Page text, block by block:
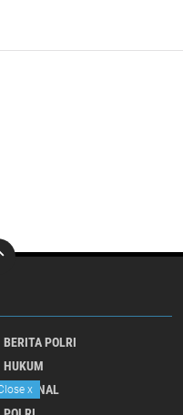
DAN
BERITA POLRI
HUKUM
NASIONAL
x